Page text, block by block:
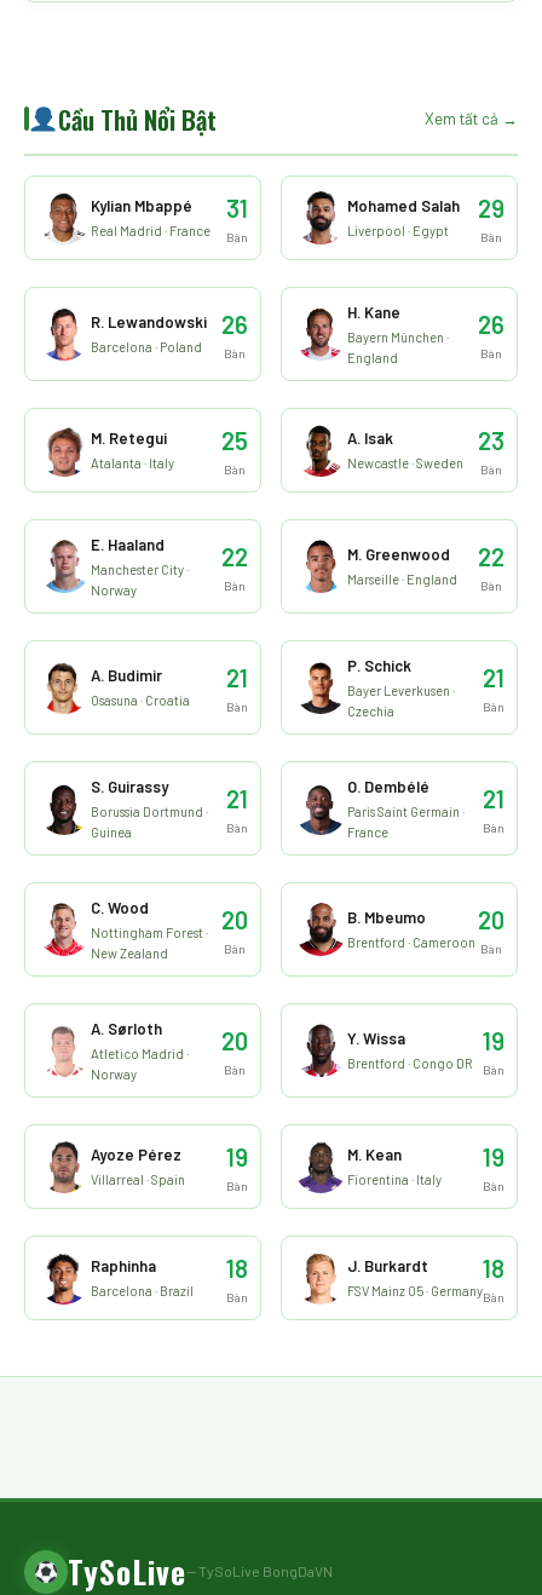
Cầu Thủ Nổi Bật Xem tất cả →
Kylian Mbappé
Real Madrid · France
31
Bàn
Mohamed Salah
Liverpool · Egypt
29
Bàn
R. Lewandowski
Barcelona · Poland
26
Bàn
H. Kane
Bayern München ·
England
26
Bàn
M. Retegui
Atalanta · Italy
25
Bàn
A. Isak
Newcastle · Sweden
23
Bàn
E. Haaland
Manchester City ·
Norway
22
Bàn
M. Greenwood
Marseille · England
22
Bàn
A. Budimir
Osasuna · Croatia
21
Bàn
P. Schick
Bayer Leverkusen ·
Czechia
21
Bàn
S. Guirassy
Borussia Dortmund ·
Guinea
21
Bàn
O. Dembélé
Paris Saint Germain ·
France
21
Bàn
C. Wood
Nottingham Forest ·
New Zealand
20
Bàn
B. Mbeumo
Brentford · Cameroon
20
Bàn
A. Sørloth
Atletico Madrid ·
Norway
20
Bàn
Y. Wissa
Brentford · Congo DR
19
Bàn
Ayoze Pérez
Villarreal · Spain
19
Bàn
M. Kean
Fiorentina · Italy
19
Bàn
Raphinha
Barcelona · Brazil
18
Bàn
J. Burkardt
FSV Mainz 05 · Germany
18
Bàn
TySoLive— TySoLive BongDaVN